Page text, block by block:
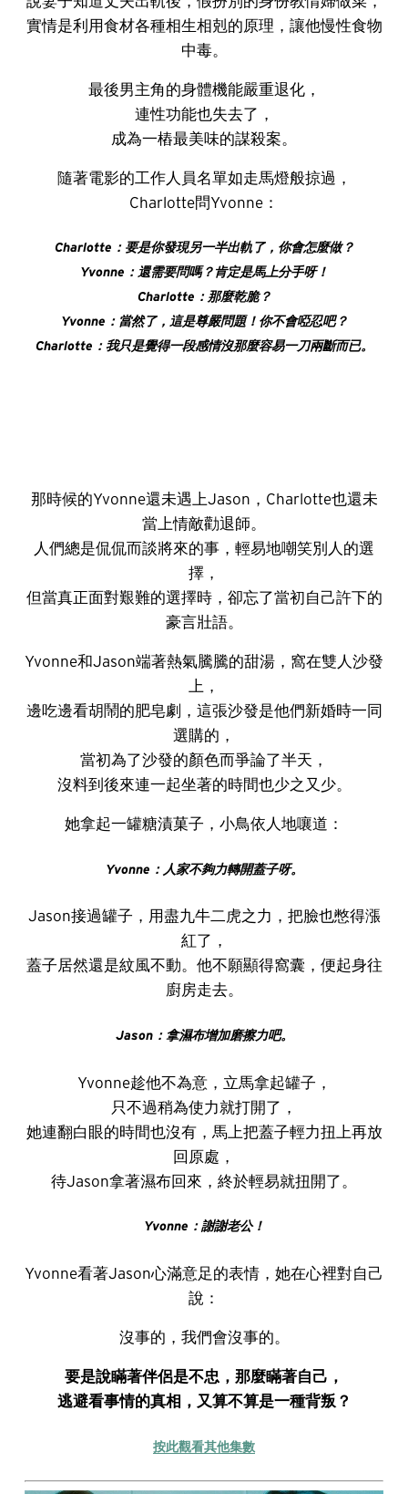
實情是利用食材各種相生相剋的原理，讓他慢性食物
中毒。
最後男主角的身體機能嚴重退化，
連性功能也失去了，
成為一樁最美味的謀殺案。
隨著電影的工作人員名單如走馬燈般掠過，
Charlotte問Yvonne：
Charlotte ：要是你發現另一半出軌了，你會怎麼做？
Yvonne ：還需要問嗎？肯定是馬上分手呀！
Charlotte ：那麼乾脆？
Yvonne ：當然了，這是尊嚴問題！你不會啞忍吧？
Charlotte ：我只是覺得一段感情沒那麼容易一刀兩斷而已。
那時候的Yvonne還未遇上Jason，Charlotte也還未
當上情敵勸退師。
人們總是侃侃而談將來的事，輕易地嘲笑別人的選
擇，
但當真正面對艱難的選擇時，卻忘了當初自己許下的
豪言壯語。
Yvonne和Jason端著熱氣騰騰的甜湯，窩在雙人沙發
上，
邊吃邊看胡鬧的肥皂劇，這張沙發是他們新婚時一同
選購的，
當初為了沙發的顏色而爭論了半天，
沒料到後來連一起坐著的時間也少之又少。
她拿起一罐糖漬菓子，小鳥依人地嚷道：
Yvonne ：人家不夠力轉開蓋子呀。
Jason接過罐子，用盡九牛二虎之力，把臉也憋得漲
紅了，
蓋子居然還是紋風不動。他不願顯得窩囊，便起身往
廚房走去。
Jason：拿濕布增加磨擦力吧。
Yvonne趁他不為意，立馬拿起罐子，
只不過稍為使力就打開了，
她連翻白眼的時間也沒有，馬上把蓋子輕力扭上再放
回原處，
待Jason拿著濕布回來，終於輕易就扭開了。
Yvonne：謝謝老公！
Yvonne看著Jason心滿意足的表情，她在心裡對自己
說：
沒事的，我們會沒事的。
要是說瞞著伴侶是不忠，那麼瞞著自己，
逃避看事情的真相，又算不算是一種背叛？
按此觀看其他集數